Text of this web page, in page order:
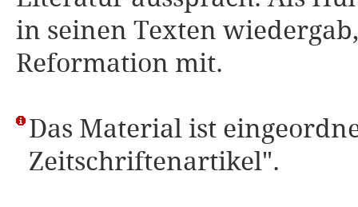
in seinen Texten
Reformation mit.
Das Material ist
Zeitschriftenartikel".